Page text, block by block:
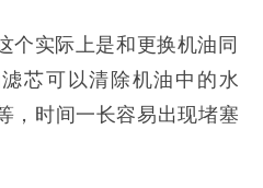
个实际上是和更换机油同
芯可以清除机油中的水
，时间一长容易出现堵塞